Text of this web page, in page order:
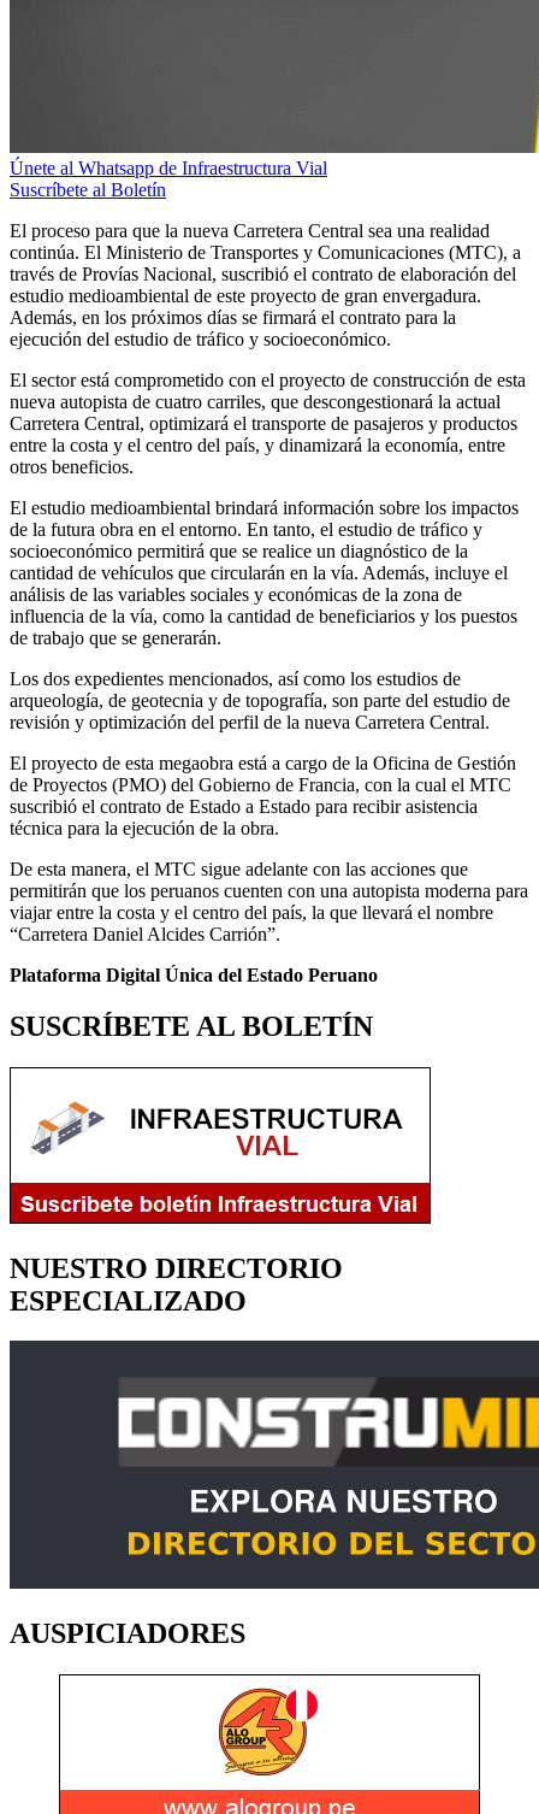
Únete al Whatsapp de Infraestructura Vial
Suscríbete al Boletín
El proceso para que la nueva Carretera Central sea una realidad
continúa. El Ministerio de Transportes y Comunicaciones (MTC), a
través de Provías Nacional, suscribió el contrato de elaboración del
estudio medioambiental de este proyecto de gran envergadura.
Además, en los próximos días se firmará el contrato para la
ejecución del estudio de tráfico y socioeconómico.
El sector está comprometido con el proyecto de construcción de esta
nueva autopista de cuatro carriles, que descongestionará la actual
Carretera Central, optimizará el transporte de pasajeros y productos
entre la costa y el centro del país, y dinamizará la economía, entre
otros beneficios.
El estudio medioambiental brindará información sobre los impactos
de la futura obra en el entorno. En tanto, el estudio de tráfico y
socioeconómico permitirá que se realice un diagnóstico de la
cantidad de vehículos que circularán en la vía. Además, incluye el
análisis de las variables sociales y económicas de la zona de
influencia de la vía, como la cantidad de beneficiarios y los puestos
de trabajo que se generarán.
Los dos expedientes mencionados, así como los estudios de
arqueología, de geotecnia y de topografía, son parte del estudio de
revisión y optimización del perfil de la nueva Carretera Central.
El proyecto de esta megaobra está a cargo de la Oficina de Gestión
de Proyectos (PMO) del Gobierno de Francia, con la cual el MTC
suscribió el contrato de Estado a Estado para recibir asistencia
técnica para la ejecución de la obra.
De esta manera, el MTC sigue adelante con las acciones que
permitirán que los peruanos cuenten con una autopista moderna para
viajar entre la costa y el centro del país, la que llevará el nombre
“Carretera Daniel Alcides Carrión”.
Plataforma Digital Única del Estado Peruano
SUSCRÍBETE AL BOLETÍN
NUESTRO DIRECTORIO
ESPECIALIZADO
AUSPICIADORES